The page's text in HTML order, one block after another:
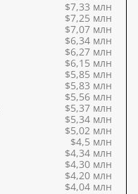
$7,33 млн
$7,25 млн
$7,07 млн
$6,34 млн
$6,27 млн
$6,15 млн
$5,85 млн
$5,83 млн
$5,56 млн
$5,37 млн
$5,34 млн
$5,02 млн
$4,5 млн
$4,34 млн
$4,30 млн
$4,20 млн
$4,04 млн